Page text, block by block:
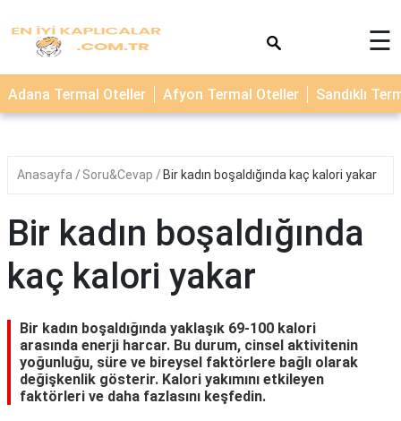
TERMAL
OTELLER
☰
Adana Termal Oteller Afyon Termal Oteller Sandıklı
Anasayfa Soru&Cevap Bir kadın boşaldığında kaç kalori yakar
Bir kadın boşaldığında
kaç kalori yakar
Bir kadın boşaldığında yaklaşık 69-100 kalori
arasında enerji harcar. Bu durum, cinsel aktivitenin
yoğunluğu, süre ve bireysel faktörlere bağlı olarak
değişkenlik gösterir. Kalori yakımını etkileyen
faktörleri ve daha fazlasını keşfedin.